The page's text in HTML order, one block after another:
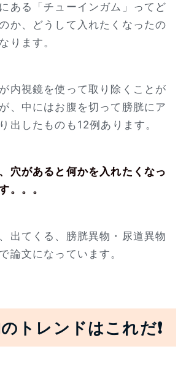
ある「チューインガム」ってど
か、どうして入れたくなったの
ります。
内視鏡を使って取り除くことが
、中にはお腹を切って膀胱にア
出したものも12例あります。
穴があると何かを入れたくなっ
。。。
出てくる、膀胱異物・尿道異物
論文になっています。
トレンドはこれだ❗